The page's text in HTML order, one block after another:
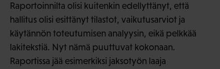
Raportoinnilta olisi kuitenkin edellyttänyt, että
hallitus olisi esittänyt tilastot, vaikutusarviot ja
käytännön toteutumisen analyysin, eikä pelkkää
lakitekstiä. Nyt nämä puuttuvat kokonaan.
Raportissa jää esimerkiksi jaksotyön laaja